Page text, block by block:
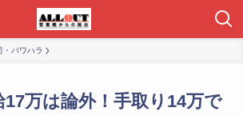
・パワハラ
17万は論外！手取り14万で